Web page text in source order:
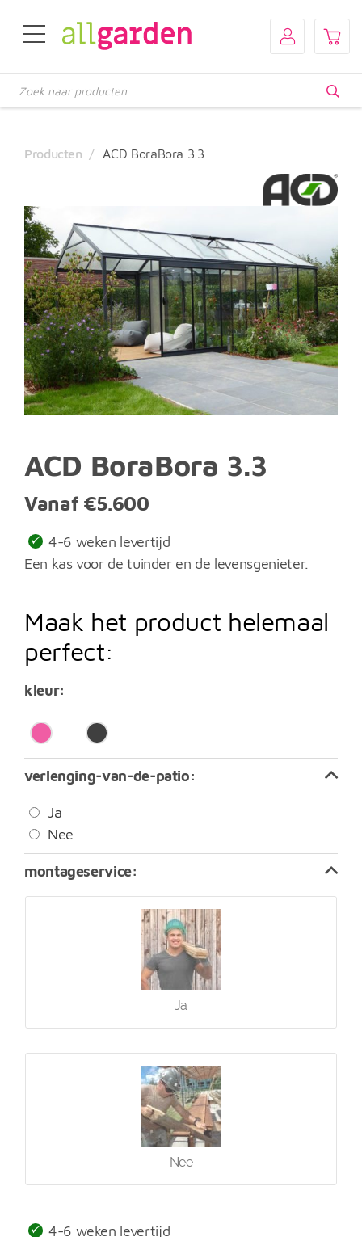
zoeken
Producten ACD BoraBora 3.3
ACD BoraBora 3.3
Vanaf €5.600
4-6 weken levertijd
Een kas voor de tuinder en de levensgenieter.
Maak het product helemaal
perfect:
kleur
verlenging-van-de-patio
Ja
Nee
montageservice
Ja
Nee
4-6 weken levertijd